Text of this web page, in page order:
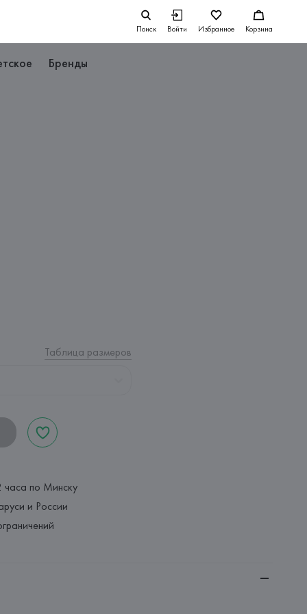
Поиск Войти Избранное Корзина
Бренды
Таблица размеров
часа по Минску
и России